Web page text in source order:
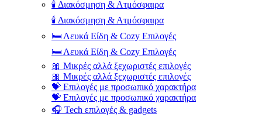
🕯️ Διακόσμηση & Ατμόσφαιρα
🕯️ Διακόσμηση & Ατμόσφαιρα
🛏️ Λευκά Είδη & Cozy Επιλογές
🛏️ Λευκά Είδη & Cozy Επιλογές
🎀 Μικρές αλλά ξεχωριστές επιλογές
🎀 Μικρές αλλά ξεχωριστές επιλογές
💝 Επιλογές με προσωπικό χαρακτήρα
💝 Επιλογές με προσωπικό χαρακτήρα
🎧 Tech επιλογές & gadgets